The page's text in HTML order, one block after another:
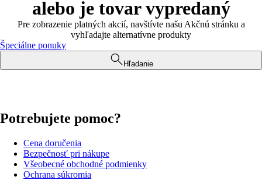
alebo je tovar vypredaný
Pre zobrazenie platných akcií, navštívte našu Akčnú stránku a
vyhľadajte alternatívne produkty
Špeciálne ponuky
Hľadanie
Potrebujete pomoc?
Cena doručenia
Bezpečnosť pri nákupe
Všeobecné obchodné podmienky
Ochrana súkromia